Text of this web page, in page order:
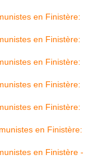
en Finistère:
en Finistère:
en Finistère:
en Finistère:
en Finistère:
en Finistère:
en Finistère -